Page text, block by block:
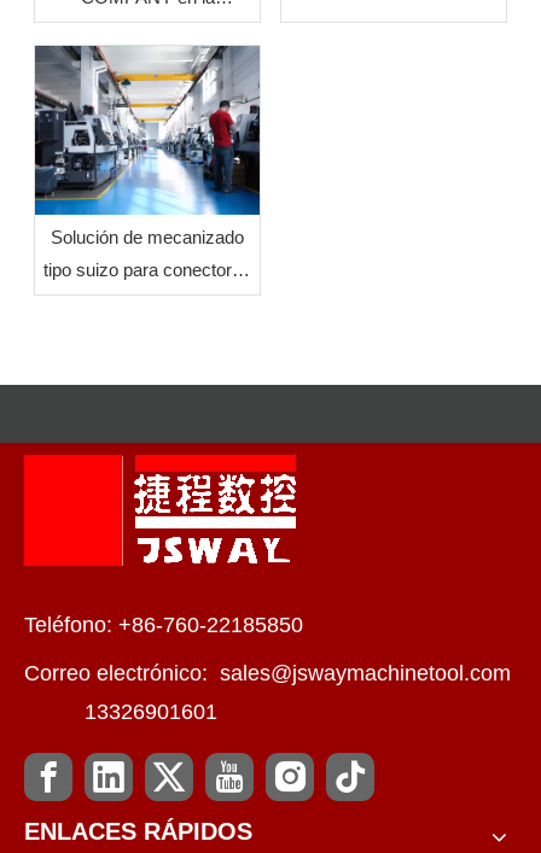
exposición de maquinaria
para trabajar metales
MAKTEK Türkiye
Solución de mecanizado
tipo suizo para conectores
de refrigeración líquida en
Teléfono: +86-760-22185850
Correo electrónico: sales@jswaymachinetool.com
13326901601
ENLACES RÁPIDOS